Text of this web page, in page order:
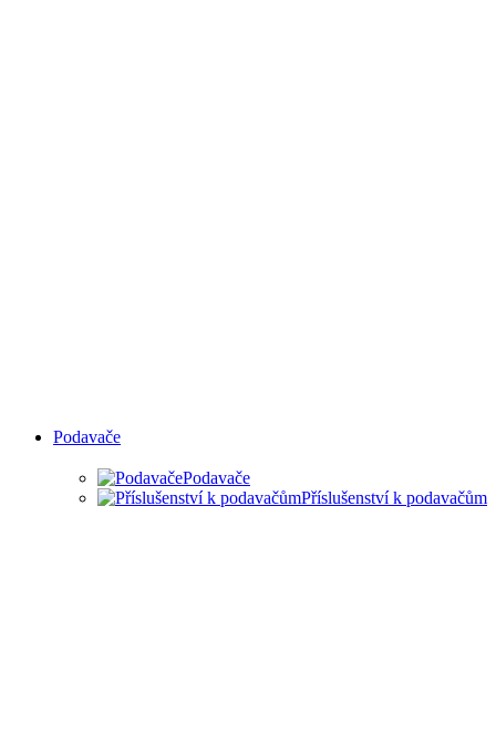
Podavače
Podavače
Příslušenství k podavačům